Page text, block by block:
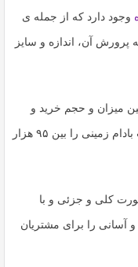
وجود دارد که از جمله ی
آن، اندازه و سایز
میزان و حجم خرید و
تقاضا از دیگر مواردی هستند که بازدهی قیمت بادام زمینی را بین ۹۵ هزار
صورت کلی و جزئی و با
آسانی را برای مشتریان